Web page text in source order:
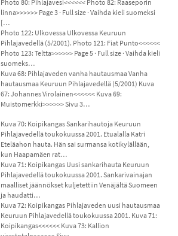
Photo 80: Pihlajavesi<<<<<< Photo 82: Raaseporin
linna>>>>>> Page 3 · Full size · Vaihda kieli suomeksi
[…
Photo 122: Ulkovessa Ulkovessa Keuruun
Pihlajavedellä (5/2001). Photo 121: Fiat Punto<<<<<<
Photo 123: Teltta>>>>>> Page 5 · Full size · Vaihda kieli
suomeks…
Kuva 68: Pihlajaveden vanha hautausmaa Vanha
hautausmaa Keuruun Pihlajavedellä (5/2001) Kuva
67: Johannes Virolainen<<<<<< Kuva 69:
Muistomerkki>>>>>> Sivu 3…
Kuva 70: Koipikangas Sankarihautoja Keuruun
Pihlajavedellä toukokuussa 2001. Etualalla Katri
Eteläahon hauta. Hän sai surmansa kotikylällään,
kun Haapamäen rat…
Kuva 71: Koipikangas Uusi sankarihauta Keuruun
Pihlajavedellä toukokuussa 2001. Sankarivainajan
maalliset jäännökset kuljetettiin Venäjältä Suomeen
ja haudatti…
Kuva 72: Koipikangas Pihlajaveden uusi hautausmaa
Keuruun Pihlajavedellä toukokuussa 2001. Kuva 71:
Koipikangas<<<<<< Kuva 73: Kallion